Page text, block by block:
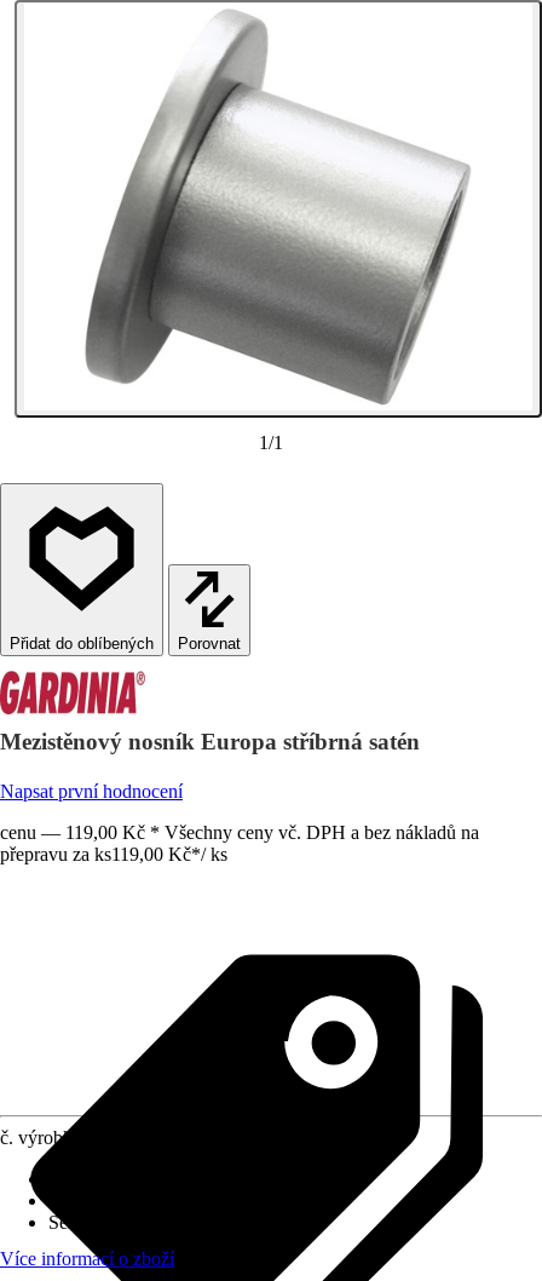
1/1
Porovnat
Mezistěnový nosník Europa stříbrná satén
Napsat první hodnocení
cenu — 119,00 Kč * Všechny ceny vč. DPH a bez nákladů na
přepravu za ks119,00 Kč*/ ks
č. výrobku
Série
Více informací o zboží